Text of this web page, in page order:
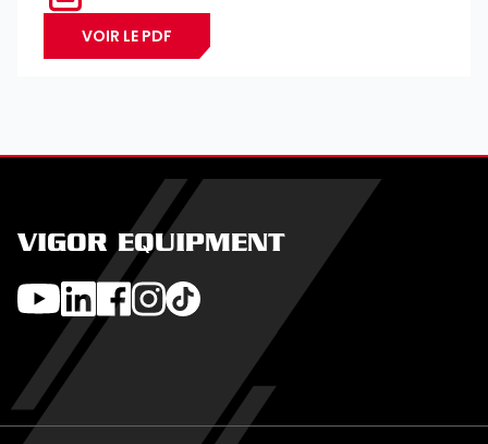
VOIR LE PDF
VIGOR EQUIPMENT